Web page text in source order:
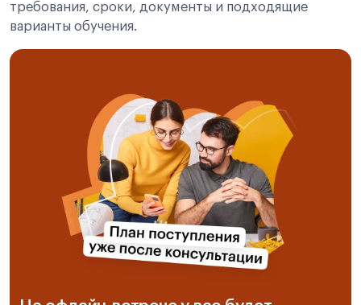
требования, сроки, документы и подходящие
варианты обучения.